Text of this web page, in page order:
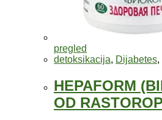
pregled
detoksikacija, Dijabetes,
HEPAFORM
OD